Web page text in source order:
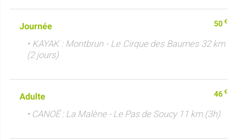
Journée 50 €
• KAYAK : Montbrun - Le Cirque des Baumes 32 km
(2 jours)
Adulte 46 €
• CANOË : La Malène - Le Pas de Soucy 11 km (3h)